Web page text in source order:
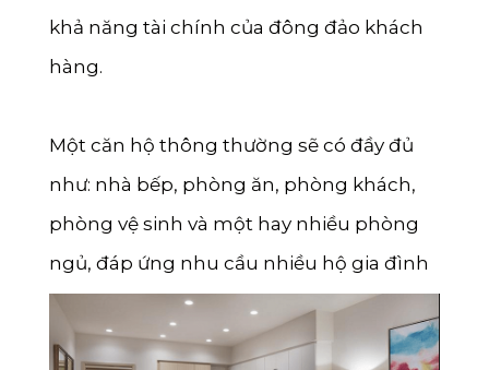
khả năng tài chính của đông đảo khách
hàng.
Một căn hộ thông thường sẽ có đầy đủ
như: nhà bếp, phòng ăn, phòng khách,
phòng vệ sinh và một hay nhiều phòng
ngủ, đáp ứng nhu cầu nhiều hộ gia đình